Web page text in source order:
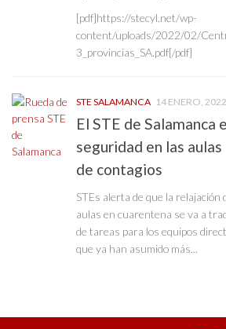
[pdf]https://stecyl.net/wp-
content/uploads/2022/02/
3_provincias_SA.pdf[/pdf]
STE SALAMANCA 14 ENERO, 2022
El STE de Salamanca
seguridad en las
de contagios
STEs alerta de que la relajación
aulas en cuarentena se va a
de tareas para los equipos
que ya han asumido más...